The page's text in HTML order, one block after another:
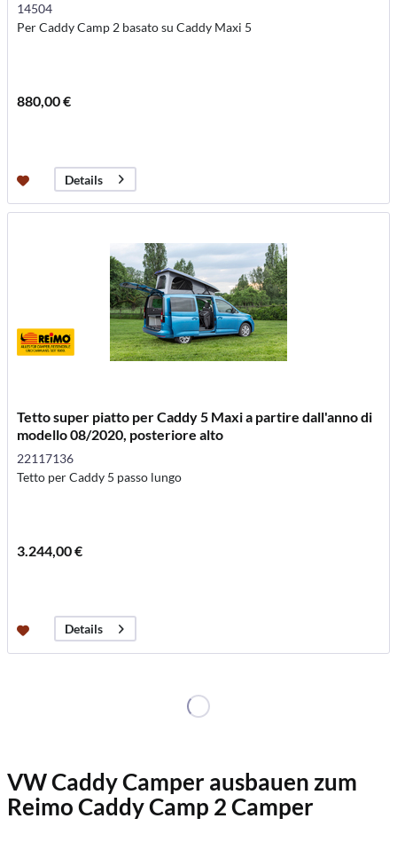
14504
Per Caddy Camp 2 basato su Caddy Maxi 5
880,00 €
Details
Tetto super piatto per Caddy 5 Maxi a partire dall'anno di
modello 08/2020, posteriore alto
22117136
Tetto per Caddy 5 passo lungo
3.244,00 €
Details
VW Caddy Camper ausbauen zum
Reimo Caddy Camp 2 Camper